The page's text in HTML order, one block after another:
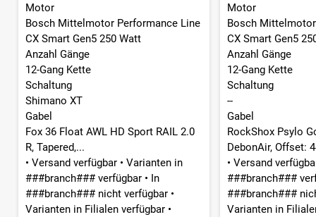
Motor
Bosch Mittelmotor Performance Line
CX Smart Gen5 250 Watt
Anzahl Gänge
12-Gang Kette
Schaltung
Shimano XT
Gabel
Fox 36 Float AWL HD Sport RAIL 2.0
R, Tapered,...
• Versand verfügbar • Varianten in
###branch### verfügbar • In
###branch### nicht verfügbar •
Varianten in Filialen verfügbar •
Motor
Bosch
CX Smart Gen5
Anzahl Gänge
12-Gang Kette
Schaltung
--
Gabel
RockShox Psylo
DebonAir, Offset:
• Versand
###branch###
###branch###
Varianten in